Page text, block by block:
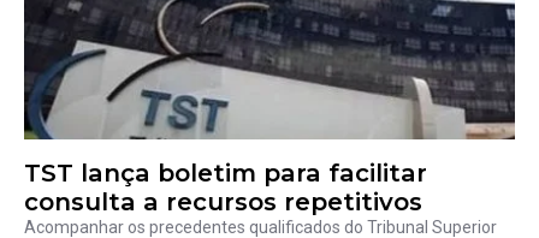
TST lança boletim para facilitar
consulta a recursos repetitivos
Acompanhar os precedentes qualificados do Tribunal Superior